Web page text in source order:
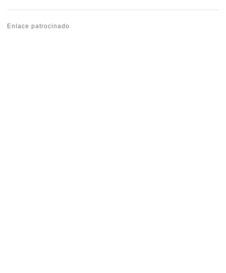
Enlace patrocinado